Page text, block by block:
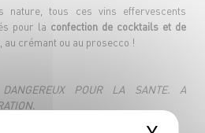
nature, tous ces vins effervescents
pour la confection de cocktails et de
au crémant ou au prosecco !
POUR LA SANTE. A